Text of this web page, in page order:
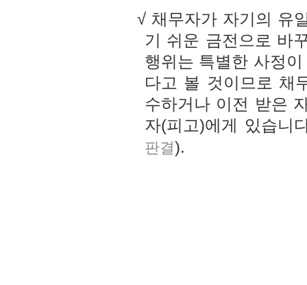
√ 채무자가 자기의 유
기 쉬운 금전으로 바
행위는 특별한 사정
다고 볼 것이므로 채
수하거나 이전 받은
자(피고)에게 있습니
판결).